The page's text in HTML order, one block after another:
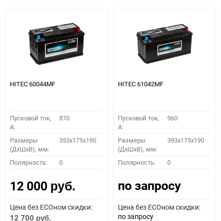
HITEC 60044MF
Пусковой ток,
A:
870
Размеры
(ДхШхВ), мм:
353x175x190
Полярность: 0
12 000 руб.
Цена без ECOном скидки:
12 700 руб.
HITEC 61042MF
Пусковой ток,
A:
960
Размеры
(ДхШхВ), мм:
393x175x190
Полярность: 0
по запросу
Цена без ECOном скидки:
по запросу